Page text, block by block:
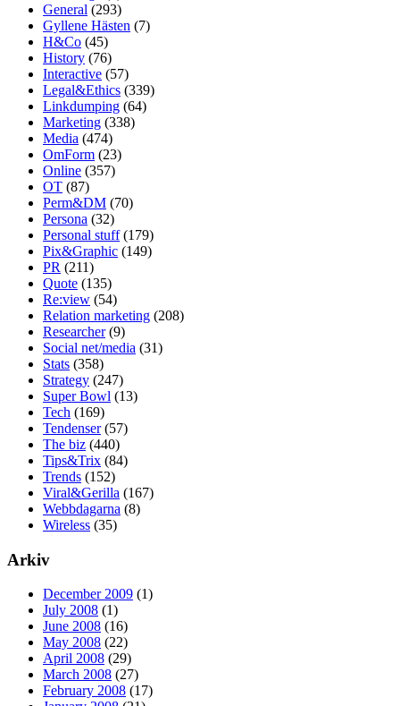
General (293)
Gyllene Hästen (7)
H&Co (45)
History (76)
Interactive (57)
Legal&Ethics (339)
Linkdumping (64)
Marketing (338)
Media (474)
OmForm (23)
Online (357)
OT (87)
Perm&DM (70)
Persona (32)
Personal stuff(179)
Pix&Graphic (149)
PR (211)
Quote (135)
Re:view (54)
Relation marketing (208)
Researcher(9)
Social net/media (31)
Stats (358)
Strategy (247)
Super Bowl (13)
Tech (169)
Tendenser(57)
The biz (440)
Tips&Trix (84)
Trends (152)
Viral&Gerilla (167)
Webbdagarna (8)
Wireless (35)
Arkiv
December 2009 (1)
July 2008 (1)
June 2008 (16)
May 2008 (22)
April 2008 (29)
March 2008 (27)
February 2008 (17)